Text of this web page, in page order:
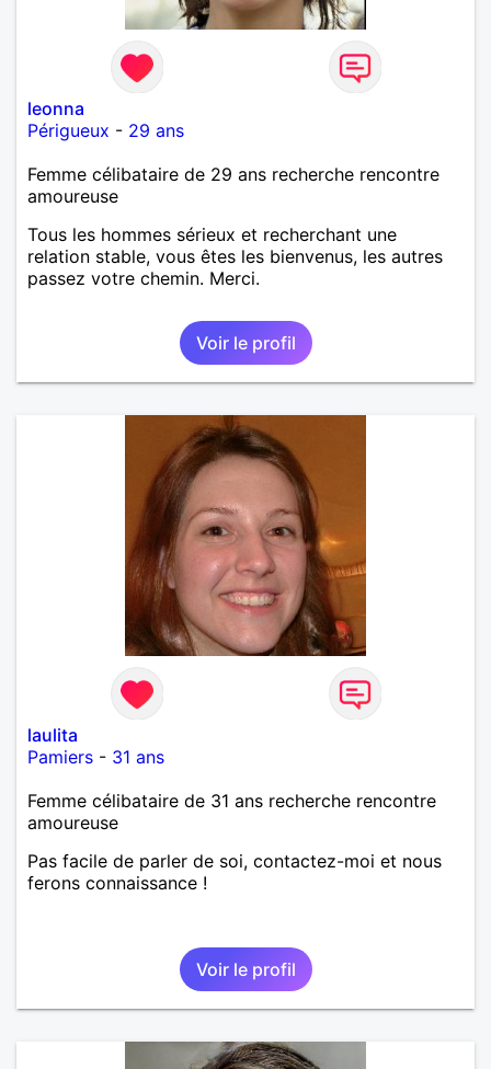
leonna
Périgueux - 29 ans
Femme célibataire de 29 ans recherche rencontre
amoureuse
Tous les hommes sérieux et recherchant une
relation stable, vous êtes les bienvenus, les autres
passez votre chemin. Merci.
Voir le profil
laulita
Pamiers - 31 ans
Femme célibataire de 31 ans recherche rencontre
amoureuse
Pas facile de parler de soi, contactez-moi et nous
ferons connaissance !
Voir le profil